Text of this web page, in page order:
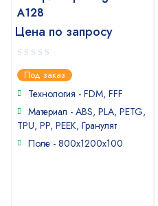
A128
Цена по запросу
0
out
of
Под заказ
Технология - FDM, FFF
Материал - ABS, PLA, PETG,
TPU, PP, PEEK, Гранулят
Поле - 800х1200х100